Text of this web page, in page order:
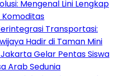
Mengenal Lini Lengkap
Komoditas
Transportasi:
Hadir di Taman Mini
Gelar Pentas Siswa
Arab Sedunia